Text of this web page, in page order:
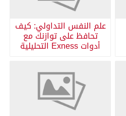
علم النفس التداولي: كيف
تحافظ على توازنك مع
أدوات Exness التحليلية